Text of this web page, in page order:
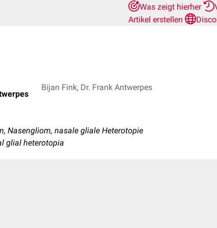
Was zeigt hierher
Artikel erstellen
Bijan Fink, Dr. Frank Antwerpes
Nasengliom, nasale gliale Heterotopie
glial heterotopia